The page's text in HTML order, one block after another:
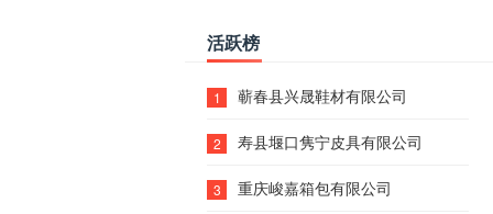
活跃榜
1 蕲春县兴晟鞋材有限公司
2 寿县堰口隽宁皮具有限公司
3 重庆峻嘉箱包有限公司